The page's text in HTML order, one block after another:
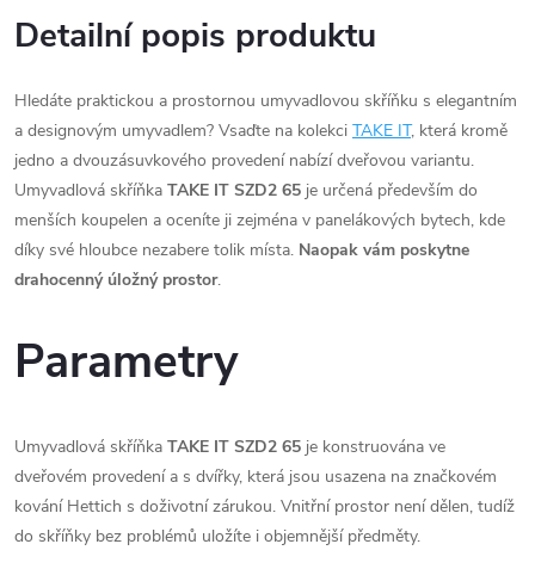
Detailní popis produktu
Hledáte praktickou a prostornou umyvadlovou skříňku s elegantním
a designovým umyvadlem? Vsaďte na kolekci TAKE IT, která kromě
jedno a dvouzásuvkového provedení nabízí dveřovou variantu.
Umyvadlová skříňka TAKE IT SZD2 65 je určená především do
menších koupelen a oceníte ji zejména v panelákových bytech, kde
díky své hloubce nezabere tolik místa. Naopak vám poskytne
drahocenný úložný prostor.
Parametry
Umyvadlová skříňka TAKE IT SZD2 65 je konstruována ve
dveřovém provedení a s dvířky, která jsou usazena na značkovém
kování Hettich s doživotní zárukou. Vnitřní prostor není dělen, tudíž
do skříňky bez problémů uložíte i objemnější předměty.